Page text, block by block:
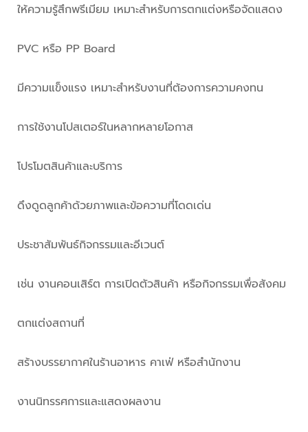
ให้ความรู้สึกพรีเมียม เหมาะสำหรับการตกแต่งหรือจัดแสดง
PVC หรือ PP Board
มีความแข็งแรง เหมาะสำหรับงานที่ต้องการความคงทน
การใช้งานโปสเตอร์ในหลากหลายโอกาส
โปรโมตสินค้าและบริการ
ดึงดูดลูกค้าด้วยภาพและข้อความที่โดดเด่น
ประชาสัมพันธ์กิจกรรมและอีเวนต์
เช่น งานคอนเสิร์ต การเปิดตัวสินค้า หรือกิจกรรมเพื่อสังคม
ตกแต่งสถานที่
สร้างบรรยากาศในร้านอาหาร คาเฟ่ หรือสำนักงาน
งานนิทรรศการและแสดงผลงาน